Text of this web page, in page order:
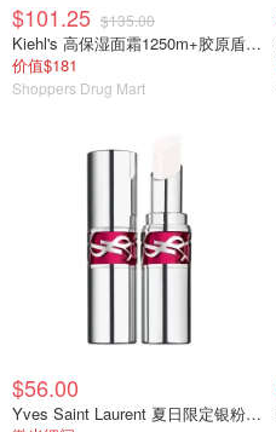
$101.25 $135.00
Kiehl's 高保湿面霜1250m+胶原盾防晒50ml
价值$181
Shoppers Drug Mart
$56.00
Yves Saint Laurent 夏日限定银粉唇膏